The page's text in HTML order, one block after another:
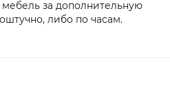
за дополнительную
либо по часам.